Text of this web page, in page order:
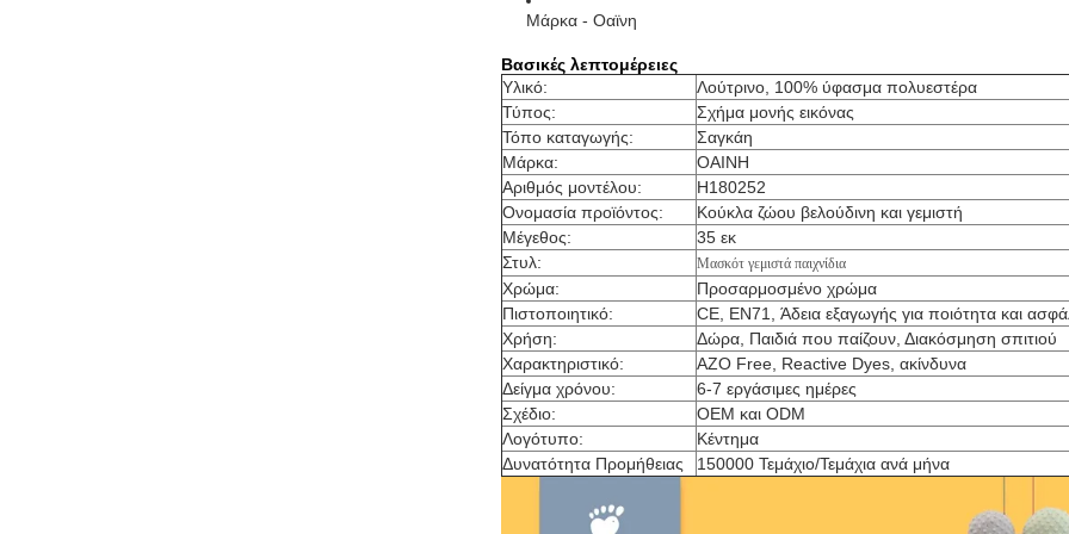
Μάρκα - Οαϊνη
Βασικές λεπτομέρειες
Υλικό:
Λούτρινο, 100% ύφασμα πολυεστέρα
Τύπος:
Σχήμα μονής εικόνας
Τόπο καταγωγής:
Σαγκάη
Μάρκα:
ΟΑΙΝΗ
Αριθμός μοντέλου:
H180252
Ονομασία προϊόντος:
Κούκλα ζώου βελούδινη και γεμιστή
Μέγεθος:
35 εκ
Στυλ:
Μασκότ γεμιστά παιχνίδια
Χρώμα:
Προσαρμοσμένο χρώμα
Πιστοποιητικό:
CE, EN71, Άδεια εξαγωγής για ποιότητα και
Χρήση:
Δώρα, Παιδιά που παίζουν, Διακόσμηση σπιτιού
Χαρακτηριστικό:
AZO Free, Reactive Dyes, ακίνδυνα
Δείγμα χρόνου:
6-7 εργάσιμες ημέρες
Σχέδιο:
OEM και ODM
Λογότυπο:
Κέντημα
Δυνατότητα Προμήθειας
150000 Τεμάχιο/Τεμάχια ανά μήνα